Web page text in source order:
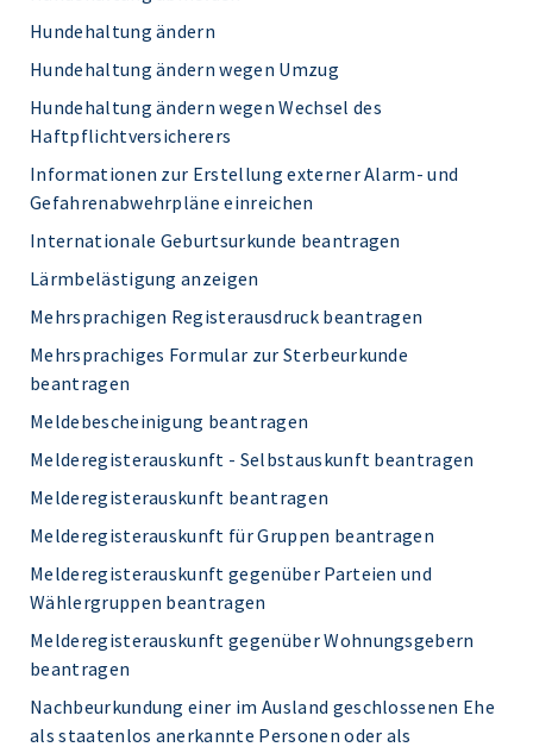
Hundehaltung ändern
Hundehaltung ändern wegen Umzug
Hundehaltung ändern wegen Wechsel des
Haftpflichtversicherers
Informationen zur Erstellung externer Alarm- und
Gefahrenabwehrpläne einreichen
Internationale Geburtsurkunde beantragen
Lärmbelästigung anzeigen
Mehrsprachigen Registerausdruck beantragen
Mehrsprachiges Formular zur Sterbeurkunde
beantragen
Meldebescheinigung beantragen
Melderegisterauskunft - Selbstauskunft beantragen
Melderegisterauskunft beantragen
Melderegisterauskunft für Gruppen beantragen
Melderegisterauskunft gegenüber Parteien und
Wählergruppen beantragen
Melderegisterauskunft gegenüber Wohnungsgebern
beantragen
Nachbeurkundung einer im Ausland geschlossenen Ehe
als staatenlos anerkannte Personen oder als